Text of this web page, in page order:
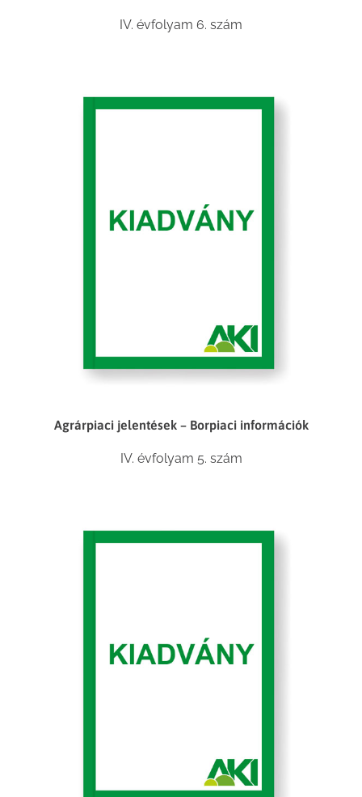
IV. évfolyam 6. szám
Agrárpiaci jelentések – Borpiaci információk
IV. évfolyam 5. szám